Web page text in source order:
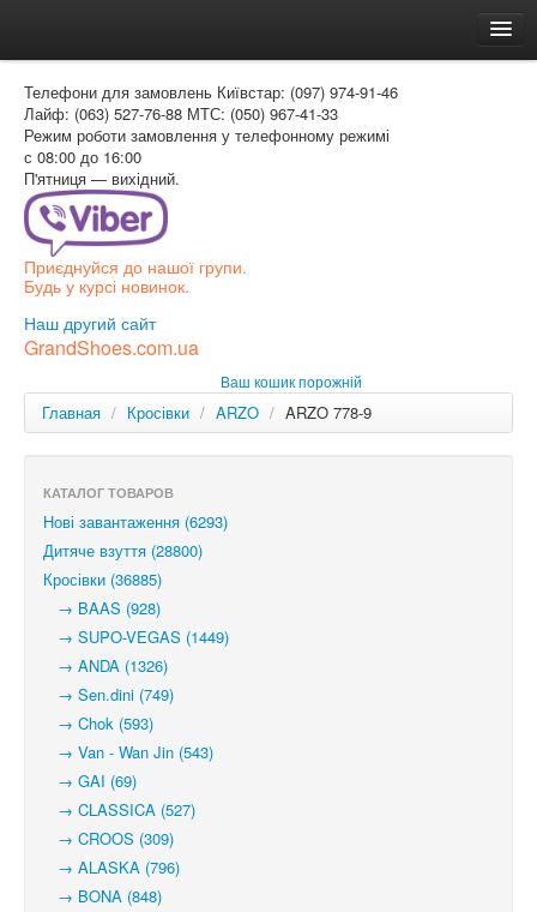
Доставка и оплата
Как заказать
Контакти
Таблиця розмірів
Вхід для покупця
РОС
Телефони для замовлень Київстар: (097) 974-91-46
Лайф: (063) 527-76-88 МТС: (050) 967-41-33
Режим роботи замовлення у телефонному режимі
с 08:00 до 16:00
П'ятниця — вихідний.
Приєднуйся до нашої групи.
Будь у курсі новинок.
Наш другий сайт
GrandShoes.com.ua
Ваш кошик порожній
Главная / Кросівки / ARZO / ARZO 778-9
КАТАЛОГ ТОВАРОВ
Нові завантаження (6293)
Дитяче взуття (28800)
Кросівки (36885)
→ BAAS (928)
→ SUPO-VEGAS (1449)
→ ANDA (1326)
→ Sen.dini (749)
→ Chok (593)
→ Van - Wan Jin (543)
→ GAI (69)
→ CLASSICA (527)
→ CROOS (309)
→ ALASKA (796)
→ BONA (848)